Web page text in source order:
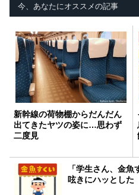
今、あなたにオススメの記事
新幹線の荷物棚からだんだん
出てきたヤツの姿に…思わず
二度見
「学生さん、金
呟きにハッとした